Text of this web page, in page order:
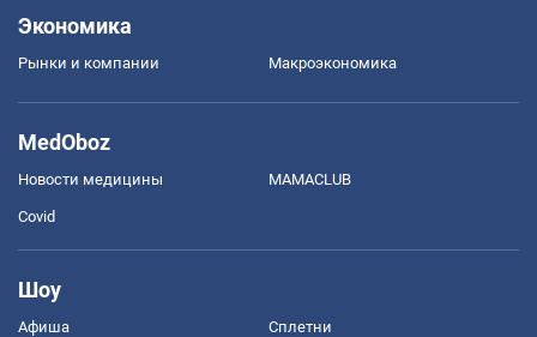
Экономика
Рынки и компании Mакроэкономика
MedOboz
Новости медицины MAMACLUB
Covid
Шоу
Афиша Сплетни